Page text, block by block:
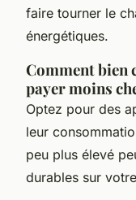
faire tourner le
énergétiques.
Comment bien
payer moins
Optez pour des
leur
peu plus élevé
durables sur